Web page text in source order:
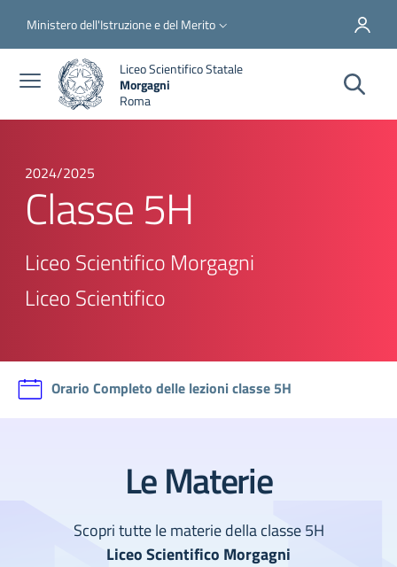
Slim top
Ministero dell'Istruzione e del Merito
Liceo Scientifico Statale
Morgagni
Roma
2024/2025
Classe 5H
Liceo Scientifico Morgagni
Liceo Scientifico
Orario Completo delle lezioni classe 5H
Le Materie
Scopri tutte le materie della classe 5H
Liceo Scientifico Morgagni